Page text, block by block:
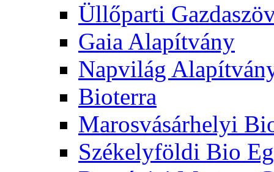
Üllőparti
Gaia Alapítvány
Napvilág
Bioterra
Marosvásárhelyi
Székelyföldi Bio